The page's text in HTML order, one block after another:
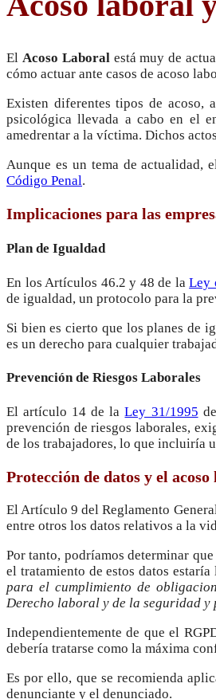
El Acoso Laboral está muy de
cómo actuar ante casos de acoso
Existen diferentes tipos de acoso,
psicológica llevada a cabo en el
amedrentar a la víctima. Dichos
Aunque es un tema de actualidad,
Código Penal.
Implicaciones para las
Plan de Igualdad
En los Artículos 46.2 y 48 de laLey
de igualdad, un protocolo para la
Si bien es cierto que los planes de
es un derecho para cualquier
Prevención de Riesgos Laborales
El artículo 14 de laLey 31/1995
prevención de riesgos laborales,
de los trabajadores, lo que incluiría
Protección de datos y el
El Artículo 9 del Reglamento
entre otros los datos relativos a la
Por tanto, podríamos determinar
el tratamiento de estos datos
para el cumplimiento de
Derecho laboral y de la seguridad
Independientemente de que el
debería tratarse como la máxima
Es por ello, que se recomienda
denunciante y el denunciado.